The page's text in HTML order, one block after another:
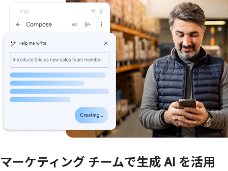
マーケティング チームで生成 AI を活用